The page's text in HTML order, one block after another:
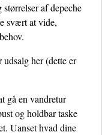
af depeche
svært at vide,
udsalg her(dette er
gå en vandretur
og holdbar taske
Uanset hvad dine